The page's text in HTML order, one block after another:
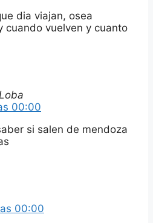
dia viajan, osea
cuando vuelven y cuanto
00:00
si salen de mendoza
00:00